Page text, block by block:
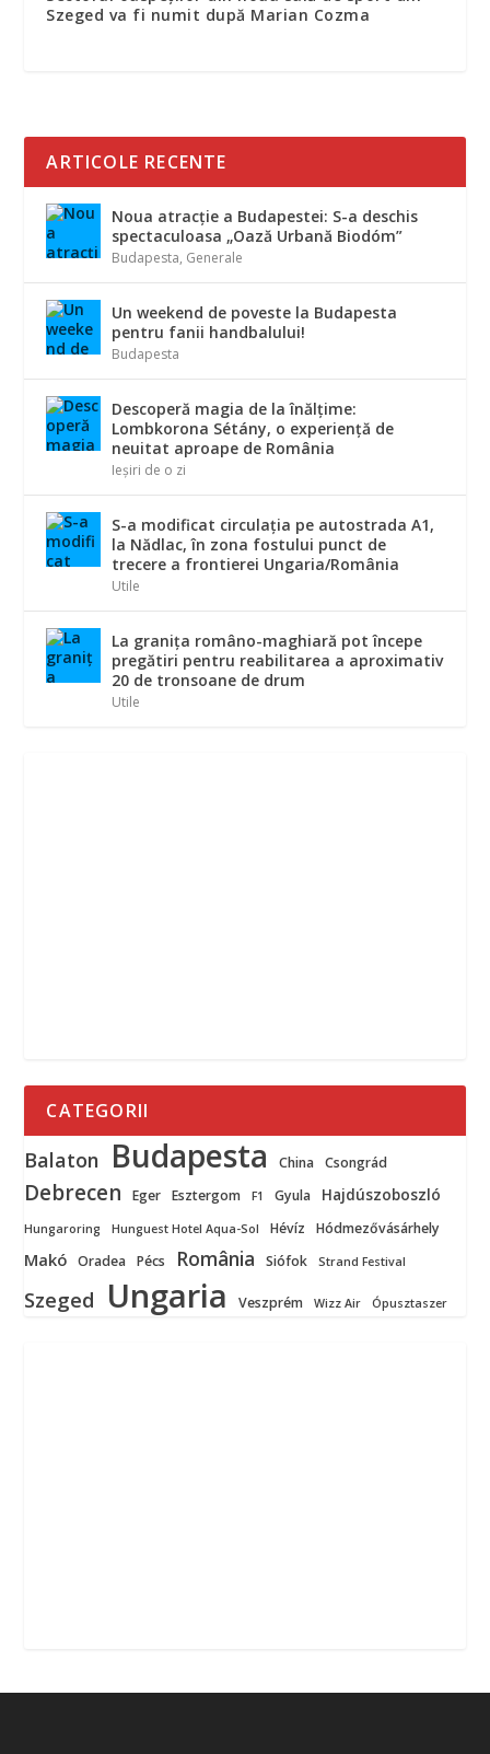
Szeged va fi numit după Marian Cozma
ARTICOLE RECENTE
Noua atracție a Budapestei: S-a deschis
spectaculoasa „Oază Urbană Biodóm”
Budapesta, Generale
Un weekend de poveste la Budapesta
pentru fanii handbalului!
Budapesta
Descoperă magia de la înălțime:
Lombkorona Sétány, o experiență de
neuitat aproape de România
Ieșiri de o zi
S-a modificat circulația pe autostrada A1,
la Nădlac, în zona fostului punct de
trecere a frontierei Ungaria/România
Utile
La graniţa româno-maghiară pot începe
pregătiri pentru reabilitarea a aproximativ
20 de tronsoane de drum
Utile
CATEGORII
Balaton Budapesta China Csongrád
Debrecen Eger Esztergom F1 Gyula Hajdúszoboszló
Hungaroring Hunguest Hotel Aqua-Sol Hévíz Hódmezővásárhely
Makó Oradea Pécs România Siófok Strand Festival
Szeged Ungaria Veszprém Wizz Air Ópusztaszer